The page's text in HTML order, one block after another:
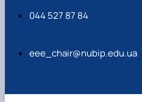
044 527 87 84
eee_chair@nubip.edu.ua